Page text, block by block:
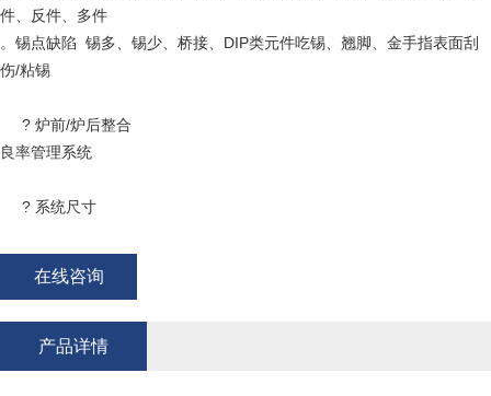
件、反件、多件
。锡点缺陷  锡多、锡少、桥接、DIP类元件吃锡、翘脚、金手指表面刮
     ? 炉前/炉后整合
在线咨询
产品详情